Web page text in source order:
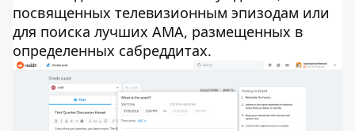
посвященных телевизионным эпизодам или
для поиска лучших AMA, размещенных в
определенных сабреддитах.